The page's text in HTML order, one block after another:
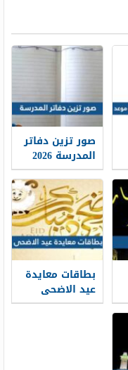
صور تزين دفاتر
المدرسة 2026
بطاقات معايدة
عيد الاضحى
المبارك 2026 ،